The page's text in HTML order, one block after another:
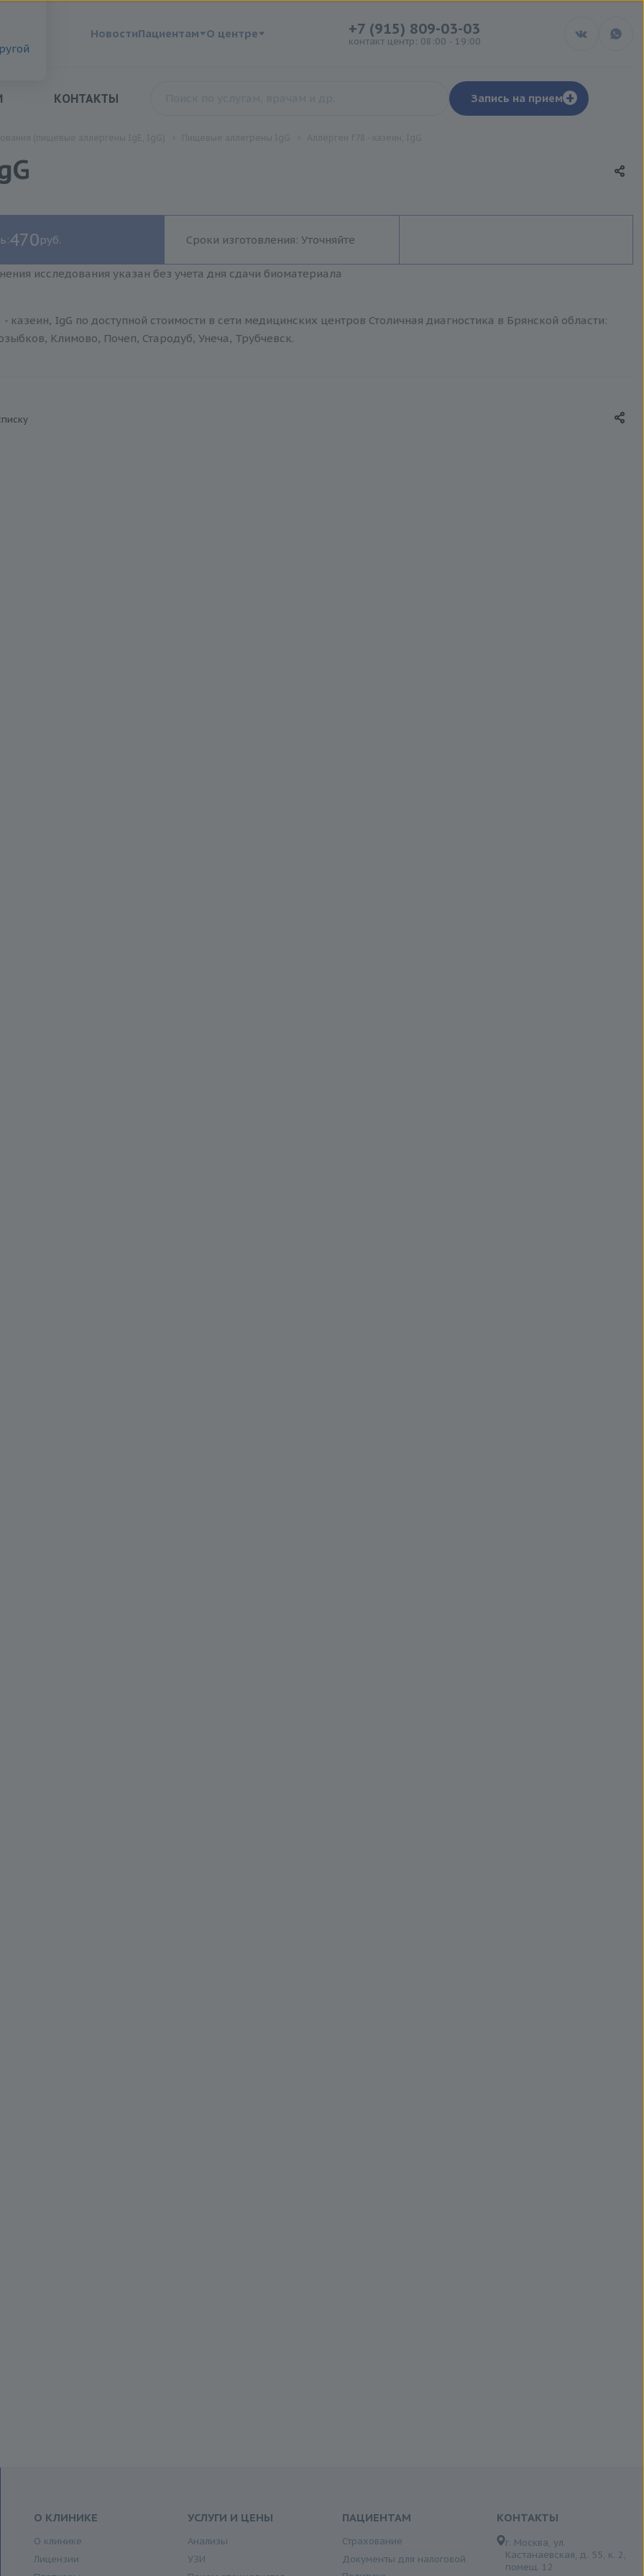
НовостиПациентам О центре +7 (915) 809-03-03
контакт центр: 08:00 - 19:00
КОНТАКТЫ Запись на прием +
470руб. Сроки изготовления: Уточняйте
исследования указан без учета дня сдачи биоматериала
казеин, IgG по доступной стоимости в сети медицинских центров Столичная диагностика в Брянской области:
Климово, Почеп, Стародуб, Унеча, Трубчевск.
О КЛИНИКЕ
О клинике
Лицензии
УСЛУГИ И ЦЕНЫ
Анализы
УЗИ
ПАЦИЕНТАМ
Страхование
Документы для налоговой
КОНТАКТЫ
г. Москва, ул.
Кастанаевская, д. 55, к. 2,
помещ. 12